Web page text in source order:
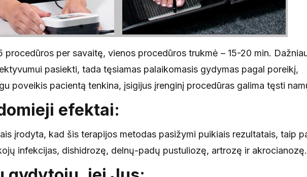
per savaitę, vienos procedūros trukmė – 15-20 min.
pasiekti, tada tęsiamas palaikomasis gydymas pagal poreikį,
poveikis pacientą tenkina, įsigijus įrenginį procedūras galima tęsti
efektai:
įrodyta, kad šis terapijos metodas pasižymi puikiais rezultatais, taip
infekcijas, dishidrozę, delnų-padų pustuliozę, artrozę ir akrocianozę.